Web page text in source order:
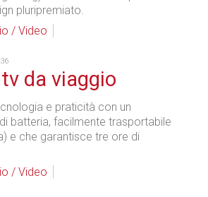
pluripremiato.
/ Video
da viaggio
e praticità con un
batteria, facilmente trasportabile
e che garantisce tre ore di
/ Video